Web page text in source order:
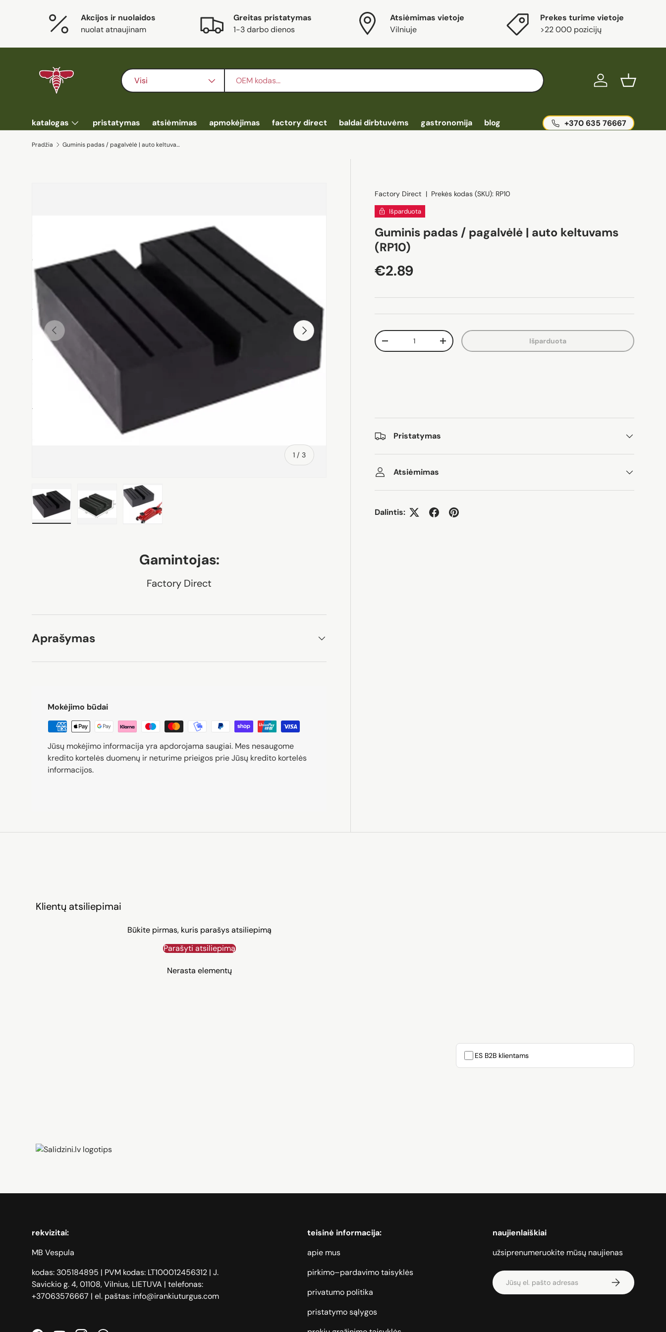
Eiti į turinį
Akcijos ir nuolaidos
nuolat atnaujinam
Greitas pristatymas
1-3 darbo dienos
Atsiėmimas vietoje
Vilniuje
Prekes turime vietoje
>22 000 pozicijų
Ieškoti
Prekės tipas
Visi Ieškoti PrisijungtiKrepšelis
katalogas pristatymas atsiėmimas apmokėjimas factory direct baldai dirbtuvėms gastronomija blog +370 635 76667
Pradžia Guminis padas / pagalvėlė | auto keltuvams (RP10)
Atgal
1 /iš
3
Pirmyn
Factory Direct | Prekės kodas (SKU): RP10
Išparduota
Guminis padas / pagalvėlė | auto keltuvams
(RP10)
Įprasta kaina
€2.89
Kiekis
Sumažinti kiekį
Padidinti kiekį Išparduota
Pristatymas
Atsiėmimas
Dalintis:
Gamintojas:
Factory Direct
Aprašymas
Mokėjimo būdai
Jūsų mokėjimo informacija yra apdorojama saugiai. Mes nesaugome
kredito kortelės duomenų ir neturime prieigos prie Jūsų kredito kortelės
informacijos.
Klientų atsiliepimai
Būkite pirmas, kuris parašys atsiliepimą
Parašyti atsiliepimą
Nerasta elementų
ES B2B klientams
Zāģi, iPhone, Dyson, Mobilie telefoni, Kaķu barība, Santehnika, Skaļruņi, Nojumes
rekvizitai:
MB Vespula
kodas: 305184895 | PVM kodas: LT100012456312 | J.
Savickio g. 4, 01108, Vilnius, LIETUVA | telefonas:
+37063576667 | el. paštas: info@irankiuturgus.com
teisinė informacija:
apie mus
pirkimo–pardavimo taisyklės
privatumo politika
pristatymo sąlygos
naujienlaiškiai
užsiprenumeruokite mūsų naujienas
El. paštas Prenumeruoti